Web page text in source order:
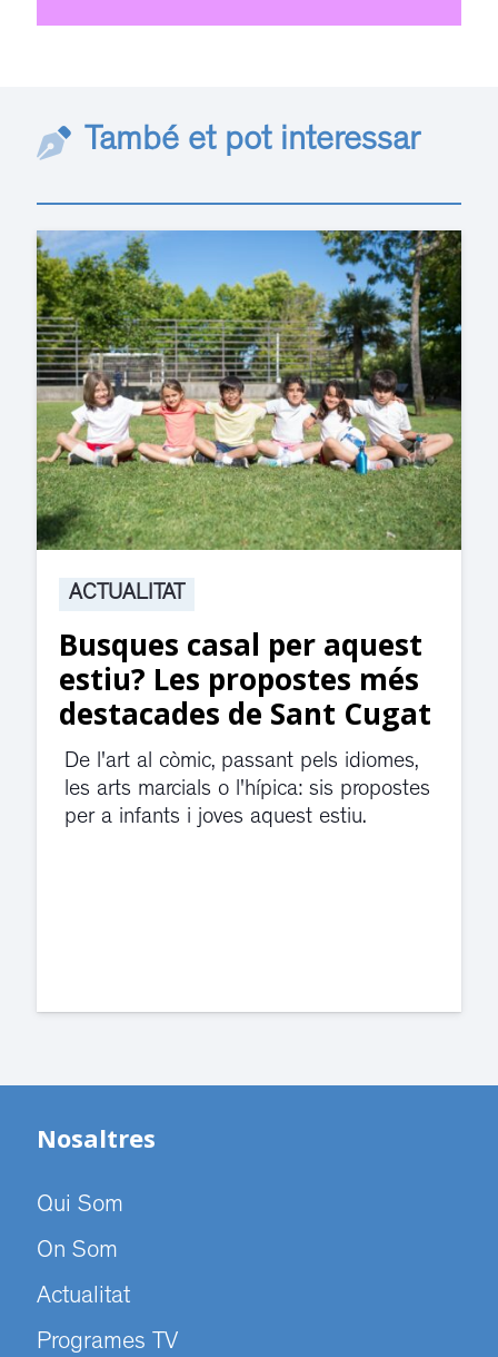
També et pot interessar
ACTUALITAT
Suspesa l’activitat als
jutjats de Rubí fins
divendres per una fuita
d’aigua
El servei de guàrdia i el jutjat de
violència de gènere s'han traslladat a
Nosaltres
Qui Som
On Som
Actualitat
Programes TV